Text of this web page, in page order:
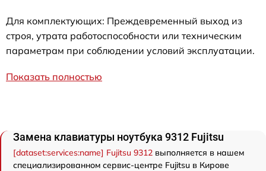
Для комплектующих: Преждевременный выход из
строя, утрата работоспособности или техническим
параметрам при соблюдении условий эксплуатации.
Показать полностью
Замена клавиатуры ноутбука 9312 Fujitsu
[dataset:services:name] Fujitsu 9312 выполняется в нашем
специализированном сервис-центре Fujitsu в Кирове